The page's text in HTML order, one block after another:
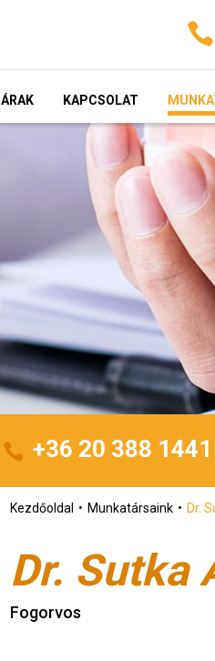
ÁRAK KAPCSOLAT
+36 20 388 1441
Kezdőoldal Munkatársaink Dr.
Dr. Sutka
Fogorvos